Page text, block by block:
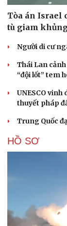
Tòa án Israel
tù giam
Người di cư
Thái Lan
“đội lốt” tem
UNESCO
thuyết pháp
Trung Quốc
HỒ SƠ